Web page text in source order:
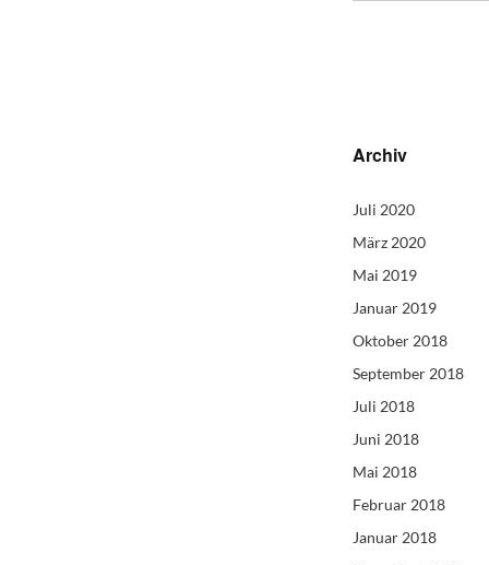
Archiv
Juli 2020
März 2020
Mai 2019
Januar 2019
Oktober 2018
September 2018
Juli 2018
Juni 2018
Mai 2018
Februar 2018
Januar 2018